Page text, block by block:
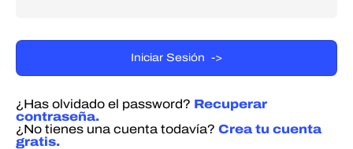
¿Has olvidado el password? Recuperar
contraseña.
¿No tienes una cuenta todavía? Crea tu cuenta
gratis.